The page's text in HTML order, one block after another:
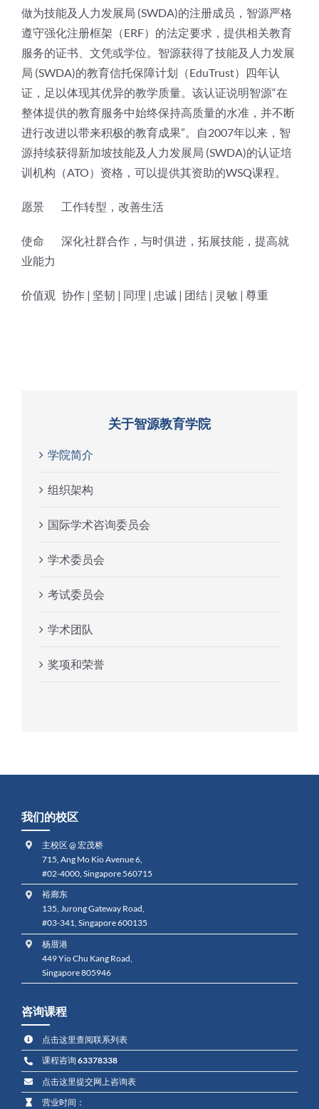
做为技能及人力发展局 (SWDA)的注册成员，智源严格
遵守强化注册框架（ERF）的法定要求，提供相关教育
服务的证书、文凭或学位。智源获得了技能及人力发展
局 (SWDA)的教育信托保障计划（EduTrust）四年认
证，足以体现其优异的教学质量。该认证说明智源“在
整体提供的教育服务中始终保持高质量的水准，并不断
进行改进以带来积极的教育成果”。自2007年以来，智
源持续获得新加坡技能及人力发展局 (SWDA)的认证培
训机构（ATO）资格，可以提供其资助的WSQ课程。
愿景 工作转型，改善生活
使命 深化社群合作，与时俱进，拓展技能，提高就
业能力
价值观 协作 | 坚韧 | 同理 | 忠诚 | 团结 | 灵敏 | 尊重
关于智源教育学院
学院简介
组织架构
国际学术咨询委员会
学术委员会
考试委员会
学术团队
奖项和荣誉
我们的校区
主校区 @ 宏茂桥
715, Ang Mo Kio Avenue 6,
#02-4000, Singapore 560715
裕廊东
135, Jurong Gateway Road,
#03-341, Singapore 600135
杨厝港
449 Yio Chu Kang Road,
Singapore 805946
咨询课程
点击这里查阅联系列表
课程咨询 63378338
点击这里提交网上咨询表
营业时间：